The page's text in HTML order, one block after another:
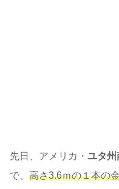
先日、アメリカ・ ユタ州
で、 高さ3.6ｍの１本の